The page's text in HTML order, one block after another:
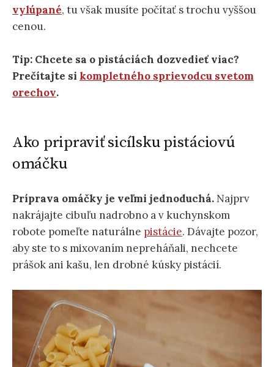
vylúpané, tu však musíte počítať s trochu vyššou
cenou.
Tip: Chcete sa o pistáciách dozvedieť viac?
Prečítajte si kompletného sprievodcu svetom
orechov.
Ako pripraviť sicílsku pistáciovú
omáčku
Príprava omáčky je veľmi jednoduchá. Najprv
nakrájajte cibuľu nadrobno a v kuchynskom
robote pomeľte naturálne pistácie. Dávajte pozor,
aby ste to s mixovaním nepreháňali, nechcete
prášok ani kašu, len drobné kúsky pistácií.